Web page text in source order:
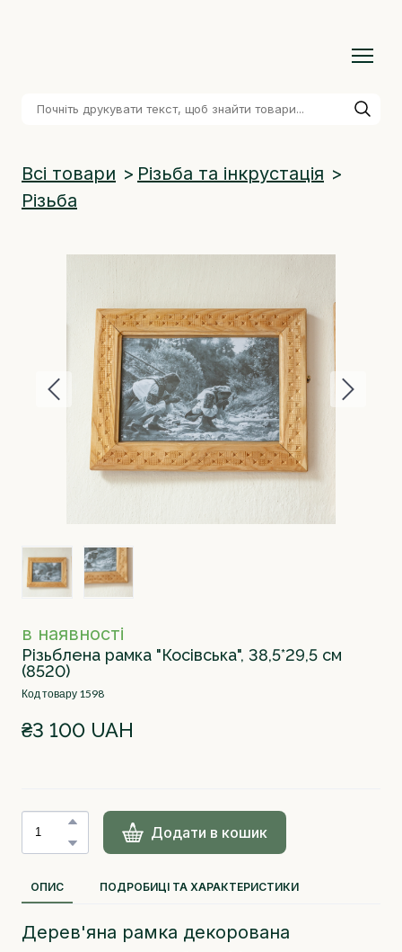
Всі товари
Різьба та інкрустація
Різьба
в наявності
Різьблена рамка "Косівська", 38,5*29,5 см
(8520)
Код товару 1598
₴3 100 UAH
Додати в кошик
ОПИС ПОДРОБИЦІ ТА ХАРАКТЕРИСТИКИ
Дерев'яна рамка декорована